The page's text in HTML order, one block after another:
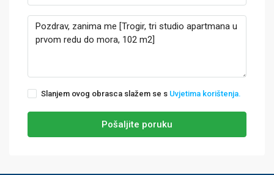
Slanjem ovog obrasca slažem se s Uvjetima korištenja.
Pošaljite poruku